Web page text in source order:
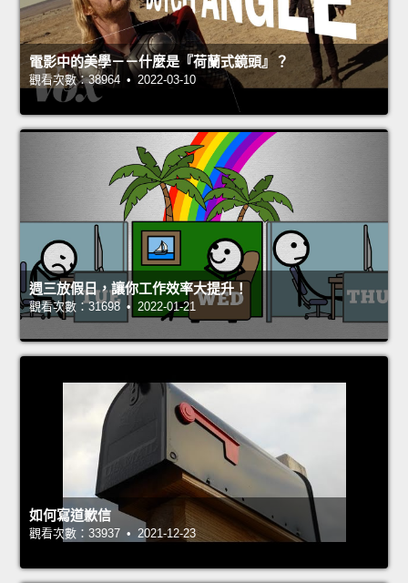
電影中的美學－－什麼是『荷蘭式鏡頭』？
觀看次數：38964 • 2022-03-10
週三放假日，讓你工作效率大提升！
觀看次數：31698 • 2022-01-21
如何寫道歉信
觀看次數：33937 • 2021-12-23